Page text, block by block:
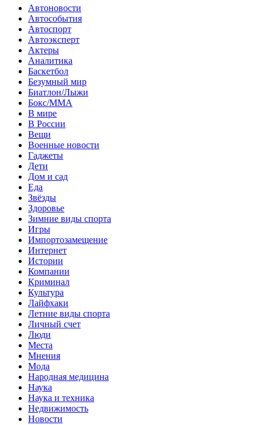
Автоновости
Автособытия
Автоспорт
Автоэксперт
Актеры
Аналитика
Баскетбол
Безумный мир
Биатлон/Лыжи
Бокс/MMA
В мире
В России
Вещи
Военные новости
Гаджеты
Дети
Дом и сад
Еда
Звёзды
Здоровье
Зимние виды спорта
Игры
Импортозамещение
Интернет
Истории
Компании
Криминал
Культура
Лайфхаки
Летние виды спорта
Личный счет
Люди
Места
Мнения
Мода
Народная медицина
Наука
Наука и техника
Недвижимость
Новости